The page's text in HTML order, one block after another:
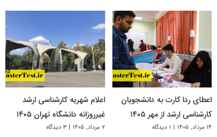
اعطای ردا کارت به دانشجویان
کارشناسی ارشد از مهر ۱۴۰۵
۱۴ مرداد, ۱۴۰۵ | ۱ دیدگاه
اعلام شهریه کارشناسی ارشد
غیرروزانه دانشگاه تهران ۱۴۰۵
۷ مرداد, ۱۴۰۵ | ۳ دیدگاه